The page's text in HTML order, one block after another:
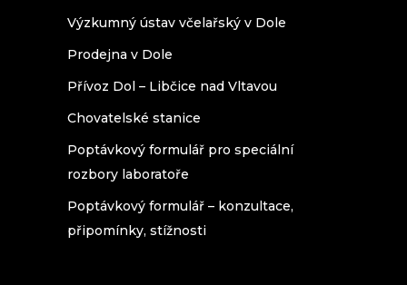
Výzkumný ústav včelařský v Dole
Prodejna v Dole
Přívoz Dol – Libčice nad Vltavou
Chovatelské stanice
Poptávkový formulář pro speciální
rozbory laboratoře
Poptávkový formulář – konzultace,
připomínky, stížnosti